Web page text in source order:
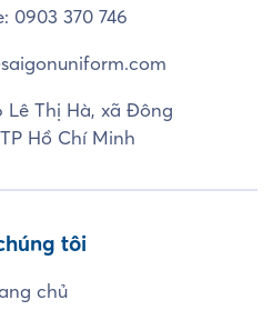
0903 370 746
Lê Thị Hà, xã Đông
Hồ Chí Minh
tôi
chủ